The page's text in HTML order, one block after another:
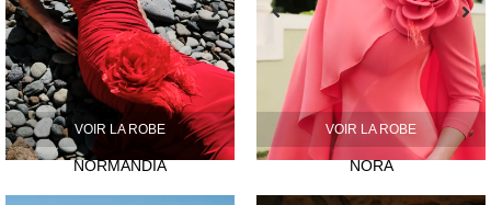
VOIR LA ROBE
NORMANDIA
VOIR LA ROBE
NORA